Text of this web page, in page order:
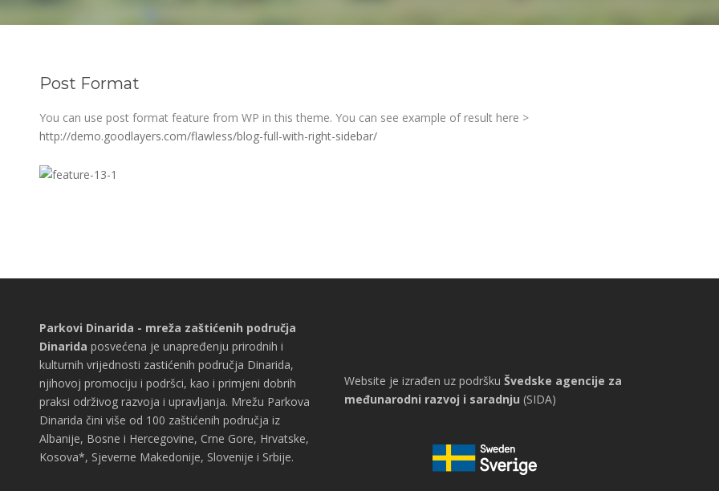
Post Format
You can use post format feature from WP in this theme. You can see example of result here >
http://demo.goodlayers.com/flawless/blog-full-with-right-sidebar/
Parkovi Dinarida - mreža zaštićenih područja
Dinarida posvećena je unapređenju prirodnih i
kulturnih vrijednosti zastićenih područja Dinarida,
njihovoj promociju i podršci, kao i primjeni dobrih
praksi održivog razvoja i upravljanja. Mrežu Parkova
Dinarida čini više od 100 zaštićenih područja iz
Albanije, Bosne i Hercegovine, Crne Gore, Hrvatske,
Kosova*, Sjeverne Makedonije, Slovenije i Srbije.
Website je izrađen uz podršku Švedske agencije za
međunarodni razvoj i saradnju (SIDA)